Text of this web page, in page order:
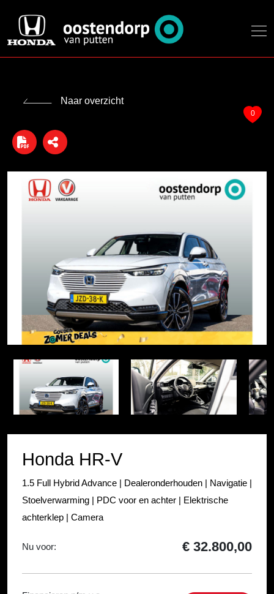
Naar overzicht
Item
44
Item
1
Honda HR-V
1.5 Full Hybrid Advance | Dealeronderhouden | Navigatie |
Stoelverwarming | PDC voor en achter | Elektrische
achterklep | Camera
Nu voor: € 32.800,00
0